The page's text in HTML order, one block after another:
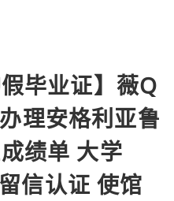
毕业证】薇Q
理安格利亚鲁
绩单 大学
信认证 使馆